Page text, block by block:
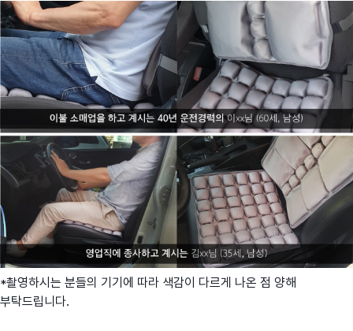
*촬영하시는 분들의 기기에 따라 색감이 다르게 나온 점 양해
부탁드립니다.